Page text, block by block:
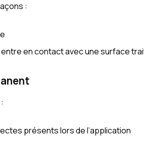
:
en contact avec une surface
présents lors de l’application